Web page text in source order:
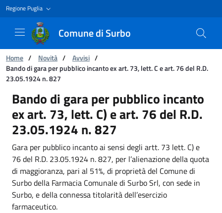
Regione Puglia
Comune di Surbo
Ti trovi in:
Home / Novità / Avvisi /
Bando di gara per pubblico incanto ex art. 73, lett. C e art. 76 del R.D.
23.05.1924 n. 827
Bando di gara per pubblico incanto ex art.
Bando di gara per pubblico incanto
ex art. 73, lett. C) e art. 76 del R.D.
23.05.1924 n. 827
Gara per pubblico incanto ai sensi degli artt. 73 lett. C) e
76 del R.D. 23.05.1924 n. 827, per l’alienazione della quota
di maggioranza, pari al 51%, di proprietà del Comune di
Surbo della Farmacia Comunale di Surbo Srl, con sede in
Surbo, e della connessa titolarità dell’esercizio
farmaceutico.